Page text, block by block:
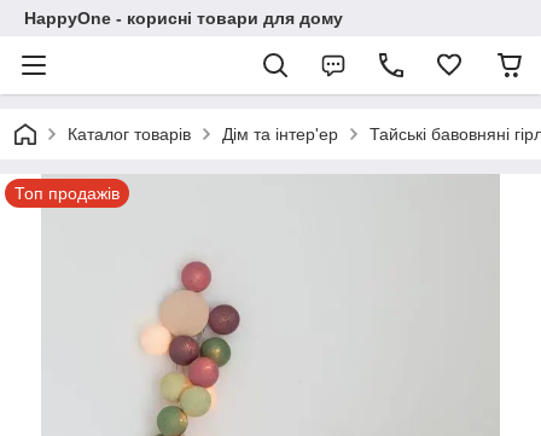
HappyOne - корисні товари для дому
Каталог товарів Дім та інтер'ер Тайські бавовняні
Топ продажів